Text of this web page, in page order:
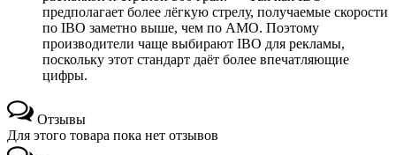
предполагает более лёгкую стрелу, получаемые скорости
по IBO заметно выше, чем по АМО. Поэтому
производители чаще выбирают IBO для рекламы,
поскольку этот стандарт даёт более впечатляющие
цифры.
Отзывы
Для этого товара пока нет отзывов